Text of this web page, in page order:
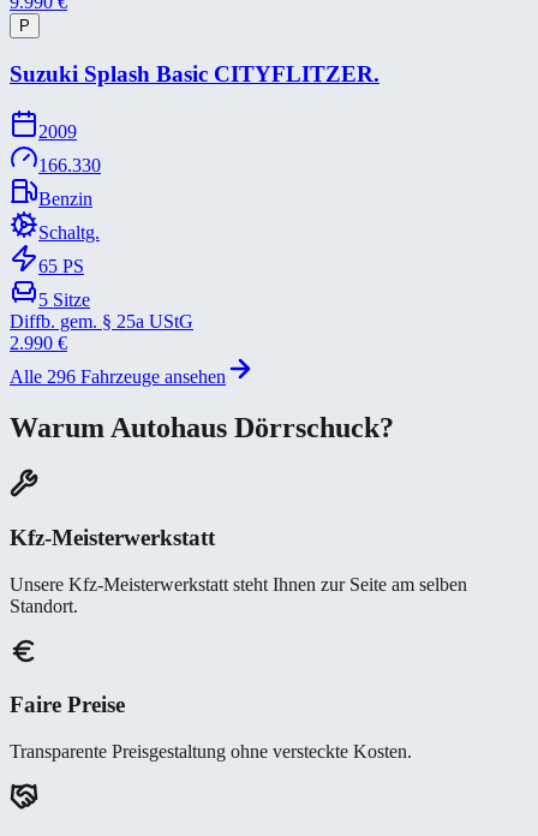
P
Suzuki Splash Basic CITYFLITZER.
2009
166.330
Benzin
Schaltg.
65 PS
5 Sitze
Diffb. gem. § 25a UStG
2.990 €
Alle 296 Fahrzeuge ansehen
Warum Autohaus Dörrschuck?
Kfz-Meisterwerkstatt
Unsere Kfz-Meisterwerkstatt steht Ihnen zur Seite am selben
Standort.
Faire Preise
Transparente Preisgestaltung ohne versteckte Kosten.